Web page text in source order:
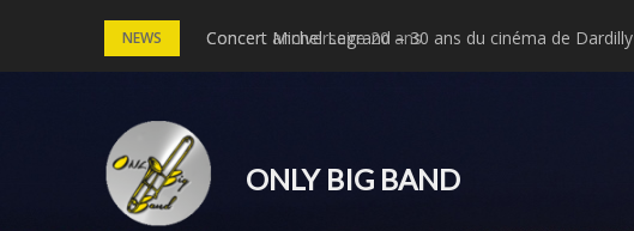
NEWS Concert anniversaire 20 ans
Concert Michel Legrand – 30 ans du cinéma de Dardilly
ONLY BIG BAND